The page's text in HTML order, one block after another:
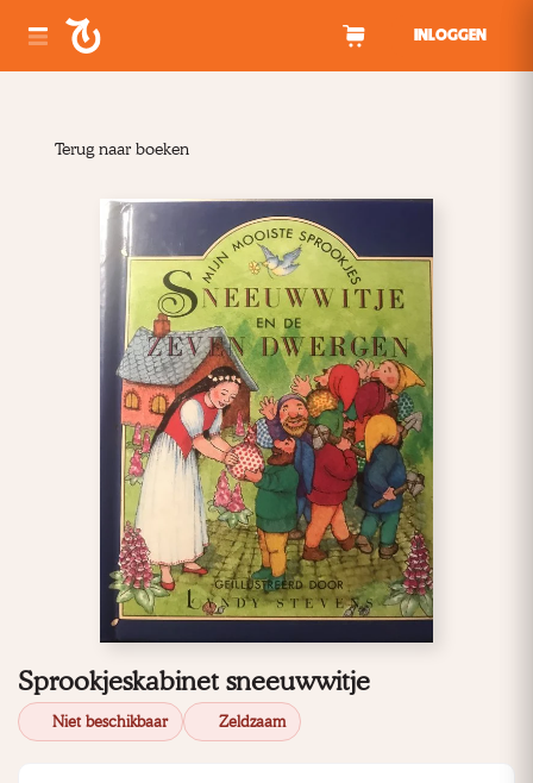
INLOGGEN
Terug naar boeken
Sprookjeskabinet sneeuwwitje
Niet beschikbaar Zeldzaam